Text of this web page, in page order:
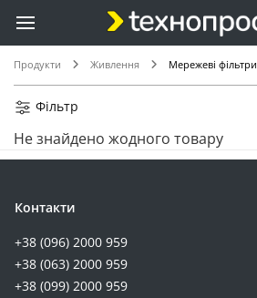
Продукти Живлення Мережеві фільтри
Фільтр
Не знайдено жодного товару
Контакти
+38 (096) 2000 959
+38 (063) 2000 959
+38 (099) 2000 959